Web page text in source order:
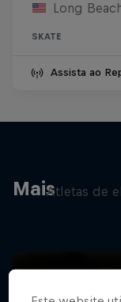
Long
SKATE
Assista ao
MaisAtletas de